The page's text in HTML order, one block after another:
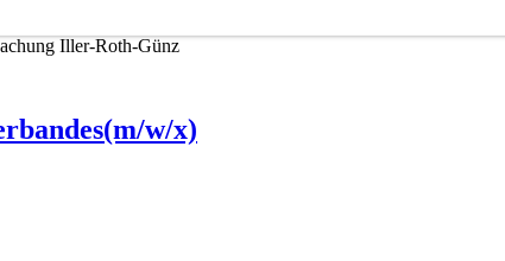
Iller-Roth-Günz
(m/w/x)